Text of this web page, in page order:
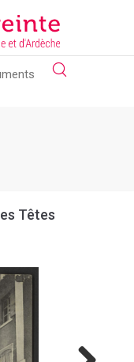
)
the default styling
Têtes